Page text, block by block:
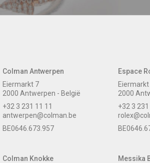
Colman Antwerpen
Eiermarkt 7
2000 Antwerpen - België
+32 3 231 11 11
antwerpen@colman.be
BE0646.673.957
Espace
Eiermarkt
2000
+32 3 231
Colman Knokke
Messika